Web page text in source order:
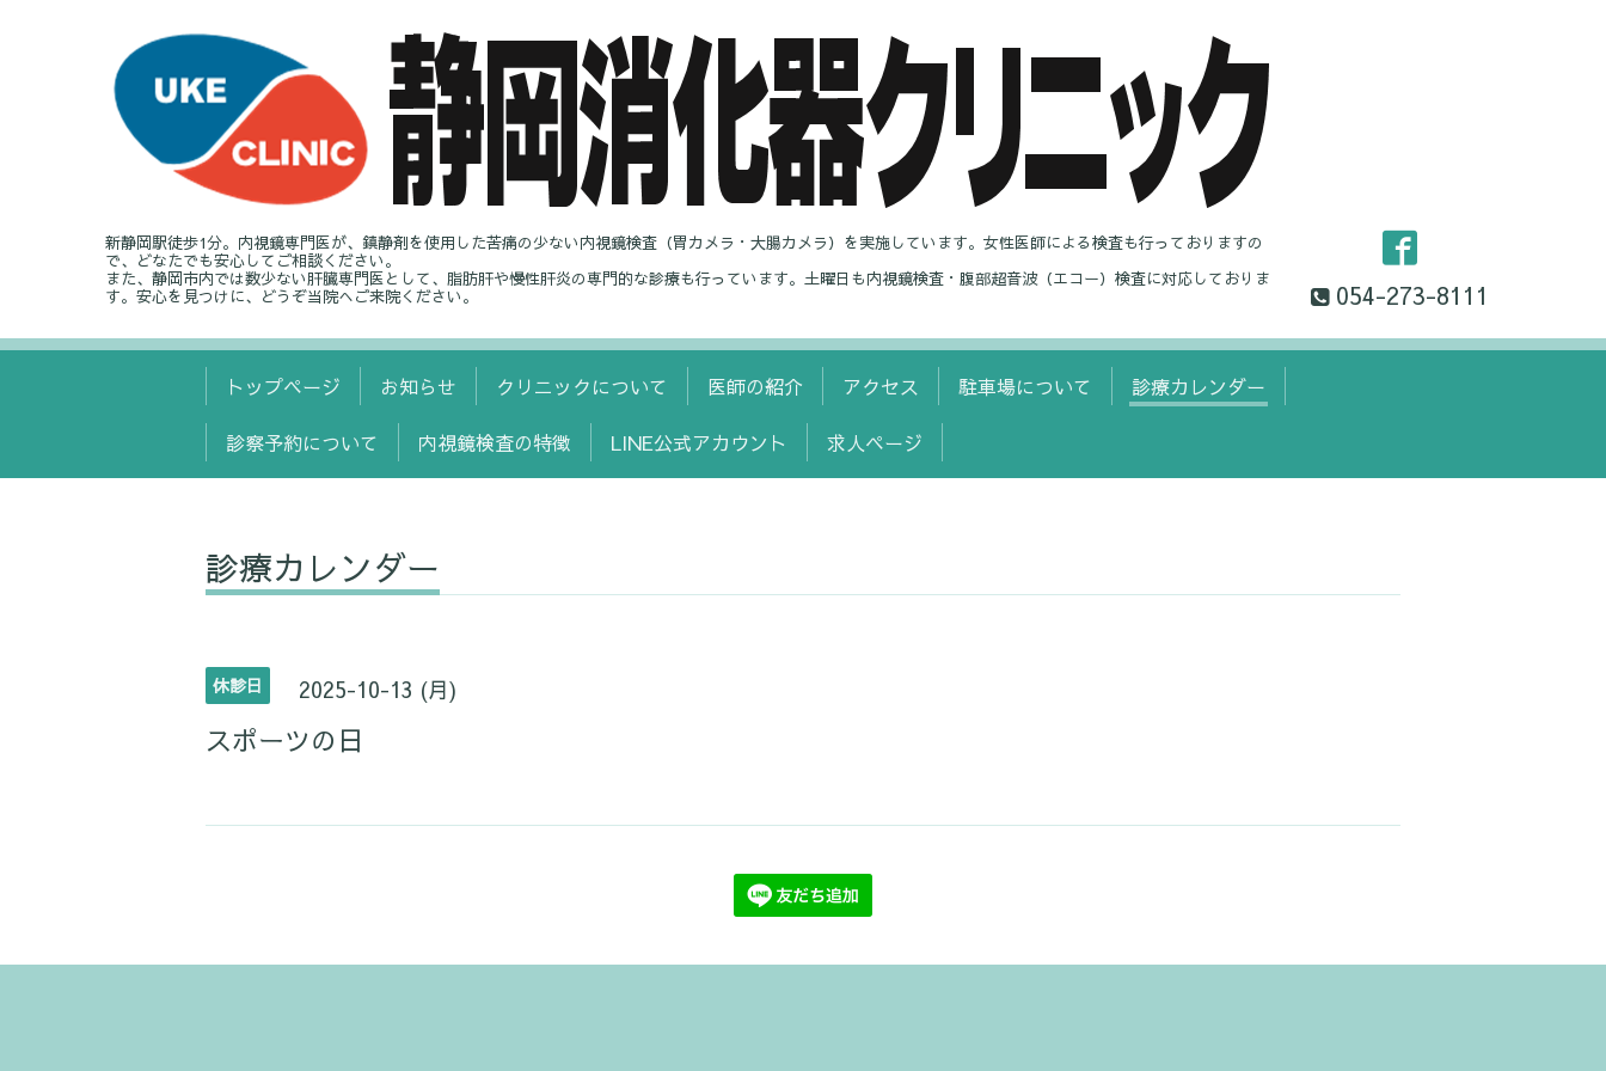
新静岡駅徒歩1分。内視鏡専門医が、鎮静剤を使用した苦痛の少ない内視鏡検査（胃カメラ・大腸カメラ）を実施しています。女性医師による検査も行っておりますの
で、どなたでも安心してご相談ください。
また、静岡市内では数少ない肝臓専門医として、脂肪肝や慢性肝炎の専門的な診療も行っています。土曜日も内視鏡検査・腹部超音波（エコー）検査に対応しておりま
す。安心を見つけに、どうぞ当院へご来院ください。
054-273-8111
トップページ お知らせ クリニックについて 医師の紹介 アクセス 駐車場について 診療カレンダー
診察予約について 内視鏡検査の特徴 LINE公式アカウント 求人ページ
診療カレンダー
休診日 2025-10-13 (月)
スポーツの日